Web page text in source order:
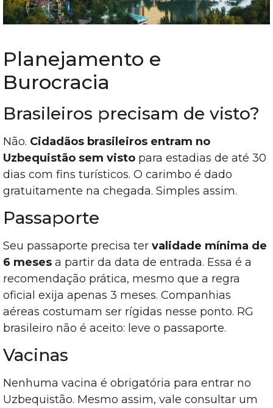
Planejamento e
Burocracia
Brasileiros precisam de visto?
Não. Cidadãos brasileiros entram no
Uzbequistão sem visto para estadias de até 30
dias com fins turísticos. O carimbo é dado
gratuitamente na chegada. Simples assim.
Passaporte
Seu passaporte precisa ter validade mínima de
6 meses a partir da data de entrada. Essa é a
recomendação prática, mesmo que a regra
oficial exija apenas 3 meses. Companhias
aéreas costumam ser rígidas nesse ponto. RG
brasileiro não é aceito: leve o passaporte.
Vacinas
Nenhuma vacina é obrigatória para entrar no
Uzbequistão. Mesmo assim, vale consultar um